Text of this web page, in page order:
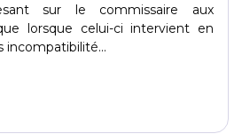
sur le commissaire aux
lorsque celui-ci intervient en
incompatibilité...